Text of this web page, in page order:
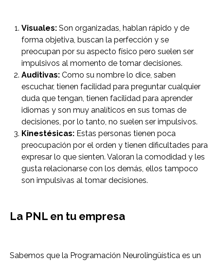
Visuales: Son organizadas, hablan rápido y de
forma objetiva, buscan la perfección y se
preocupan por su aspecto físico pero suelen ser
impulsivos al momento de tomar decisiones.
Auditivas: Como su nombre lo dice, saben
escuchar, tienen facilidad para preguntar cualquier
duda que tengan, tienen facilidad para aprender
idiomas y son muy analíticos en sus tomas de
decisiones, por lo tanto, no suelen ser impulsivos.
Kinestésicas: Estas personas tienen poca
preocupación por el orden y tienen dificultades para
expresar lo que sienten. Valoran la comodidad y les
gusta relacionarse con los demás, ellos tampoco
son impulsivas al tomar decisiones.
La PNL en tu empresa
Sabemos que la Programación Neurolingüística es un